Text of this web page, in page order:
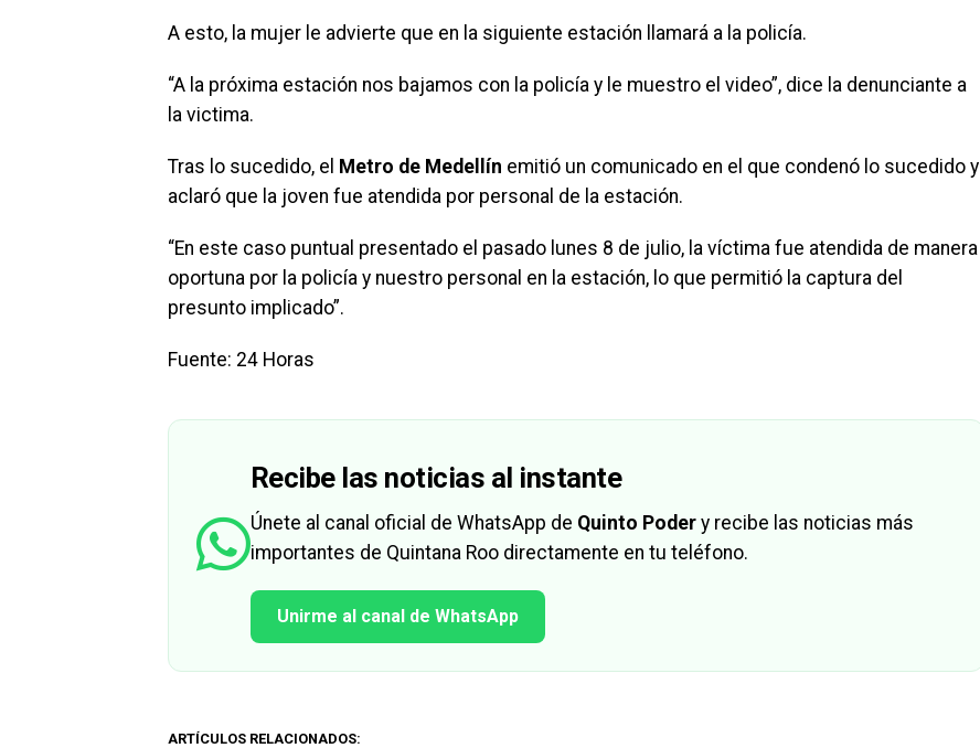
A esto, la mujer le advierte que en la siguiente estación llamará a la policía.
“A la próxima estación nos bajamos con la policía y le muestro el video”, dice la denunciante a
la victima.
Tras lo sucedido, el Metro de Medellín emitió un comunicado en el que condenó lo sucedido y
aclaró que la joven fue atendida por personal de la estación.
“En este caso puntual presentado el pasado lunes 8 de julio, la víctima fue atendida de manera
oportuna por la policía y nuestro personal en la estación, lo que permitió la captura del
presunto implicado”.
Fuente: 24 Horas
Recibe las noticias al instante
Únete al canal oficial de WhatsApp de Quinto Poder y recibe las noticias más
importantes de Quintana Roo directamente en tu teléfono.
Unirme al canal de WhatsApp
ARTÍCULOS RELACIONADOS: